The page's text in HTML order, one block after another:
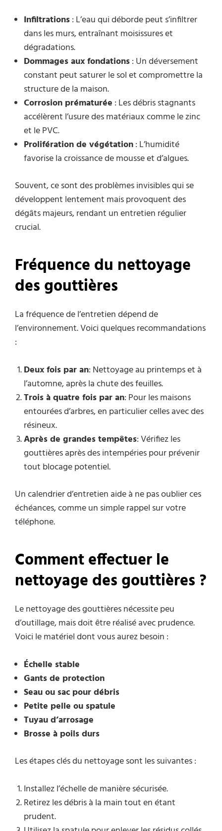
Infiltrations: L’eau qui déborde peut s’infiltrer
dans les murs, entraînant moisissures et
dégradations.
Dommages aux fondations: Un déversement
constant peut saturer le sol et compromettre la
structure de la maison.
Corrosion prématurée : Les débris stagnants
accélèrent l’usure des matériaux comme le zinc
et le PVC.
Prolifération de végétation: L’humidité
favorise la croissance de mousse et d’algues.
Souvent, ce sont des problèmes invisibles qui se
développent lentement mais provoquent des
dégâts majeurs, rendant un entretien régulier
crucial.
Fréquence du nettoyage
des gouttières
La fréquence de l’entretien dépend de
l’environnement. Voici quelques recommandations
:
Deux fois par an: Nettoyage au printemps et à
l’automne, après la chute des feuilles.
Trois à quatre fois par an: Pour les maisons
entourées d’arbres, en particulier celles avec des
résineux.
Après de grandes tempêtes: Vérifiez les
gouttières après des intempéries pour prévenir
tout blocage potentiel.
Un calendrier d’entretien aide à ne pas oublier ces
échéances, comme un simple rappel sur votre
téléphone.
Comment effectuer le
nettoyage des gouttières ?
Le nettoyage des gouttières nécessite peu
d’outillage, mais doit être réalisé avec prudence.
Voici le matériel dont vous aurez besoin :
Échelle stable
Gants de protection
Seau ou sac pour débris
Petite pelle ou spatule
Tuyau d’arrosage
Brosse à poils durs
Les étapes clés du nettoyage sont les suivantes :
Installez l’échelle de manière sécurisée.
Retirez les débris à la main tout en étant
prudent.